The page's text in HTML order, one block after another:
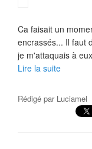
Ca faisait un
encrassés... Il faut
je m'attaquais à
Lire la suite
Rédigé par Luciamel